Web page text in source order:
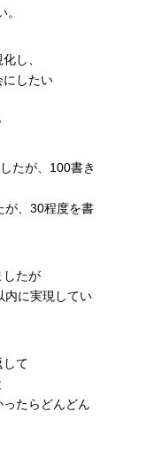
し、
にしたい
たが、100書き
が、30程度を書
したが
内に実現してい
して
たらどんどん